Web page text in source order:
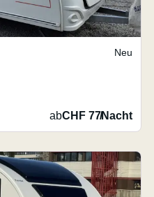
Neu
abCHF 77/Nacht